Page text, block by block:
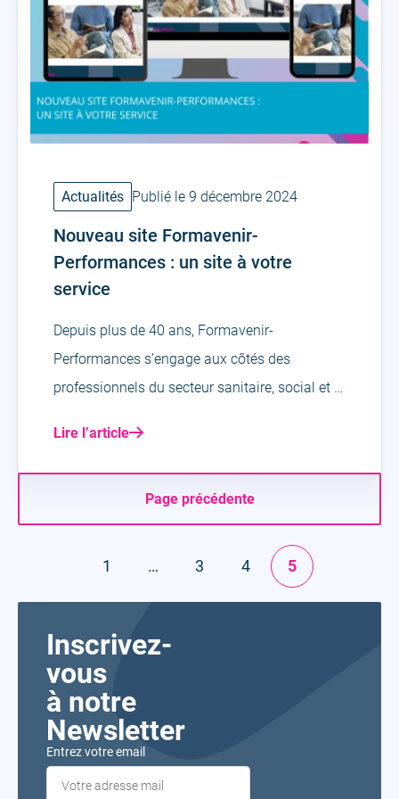
Actualités Publié le 9 décembre 2024
Nouveau site Formavenir-
Performances : un site à votre
service
Depuis plus de 40 ans, Formavenir-
Performances s’engage aux côtés des
professionnels du secteur sanitaire, social et …
Lire l’article
Page précédente
1 … 3 4 5
Inscrivez-
vous
à notre
Newsletter
Entrez votre email